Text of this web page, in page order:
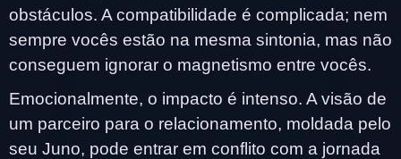
obstáculos. A compatibilidade é complicada; nem
sempre vocês estão na mesma sintonia, mas não
conseguem ignorar o magnetismo entre vocês.
Emocionalmente, o impacto é intenso. A visão de
um parceiro para o relacionamento, moldada pelo
seu Juno, pode entrar em conflito com a jornada